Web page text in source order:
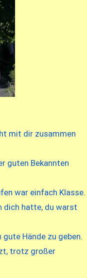
mit dir zusammen
guten Bekannten
war einfach Klasse.
dich hatte, du warst
Hände zu geben.
trotz großer